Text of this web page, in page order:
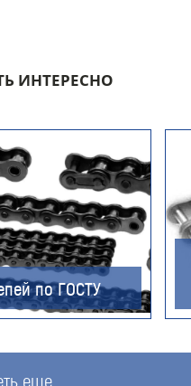
ИНТЕРЕСНО
по ГОСТУ
еще
(обязательно)